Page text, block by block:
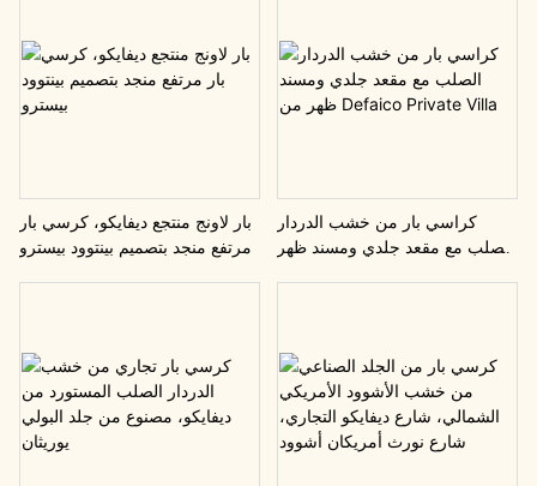
بار لاونج منتجع ديفايكو، كرسي بار
مرتفع منجد بتصميم بينتوود بيسترو
كراسي بار من خشب الدردار
الصلب مع مقعد جلدي ومسند ظهر